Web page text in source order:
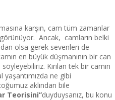
karşın, cam tüm zamanlar
Ancak, camların belki
olsa gerek sevenleri de
en büyük düşmanının bir can
Kırılan tek bir camın
ne gibi
aklından bile
Teorisini”duyduysanız, bu konu